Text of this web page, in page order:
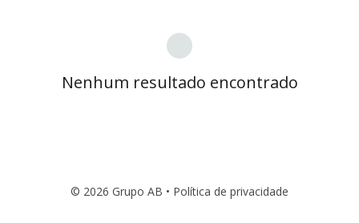
Nenhum resultado encontrado
© 2026 Grupo AB • Política de privacidade